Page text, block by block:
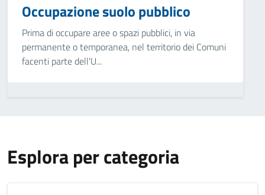
Occupazione suolo pubblico
Prima di occupare aree o spazi pubblici, in via
permanente o temporanea, nel territorio dei Comuni
facenti parte dell'U...
Esplora per categoria